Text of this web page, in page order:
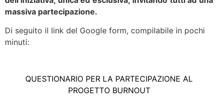
massiva partecipazione.
Di seguito il link del Google form, compilabile in pochi
minuti:
QUESTIONARIO PER LA PARTECIPAZIONE AL
PROGETTO BURNOUT